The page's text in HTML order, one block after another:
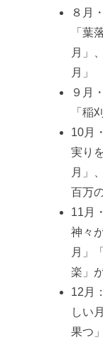
８月
「葉
月」
月」
９月
「稲
10月
実り
月」
百万
11月
神々
月」
楽」
12月
しい
果つ